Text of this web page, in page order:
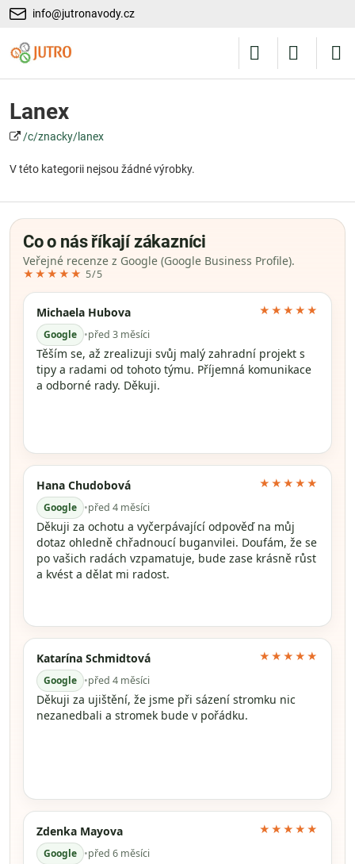
info@jutronavody.cz
Lanex
/c/znacky/lanex
V této kategorii nejsou žádné výrobky.
Co o nás říkají zákazníci
Veřejné recenze z Google (Google Business Profile).
★★★★★ 5/5
Michaela Hubova
Google •před 3 měsíci
★★★★★
Těším se, až zrealizuji svůj malý zahradní projekt s
tipy a radami od tohoto týmu. Příjemná komunikace
a odborné rady. Děkuji.
Hana Chudobová
Google •před 4 měsíci
★★★★★
Děkuji za ochotu a vyčerpávající odpověď na můj
dotaz ohledně chřadnoucí buganvilei. Doufám, že se
po vašich radách vzpamatuje, bude zase krásně růst
a kvést a dělat mi radost.
Katarína Schmidtová
Google •před 4 měsíci
★★★★★
Děkuji za ujištění, že jsme při sázení stromku nic
nezanedbali a stromek bude v pořádku.
Zdenka Mayova
Google •před 6 měsíci
★★★★★